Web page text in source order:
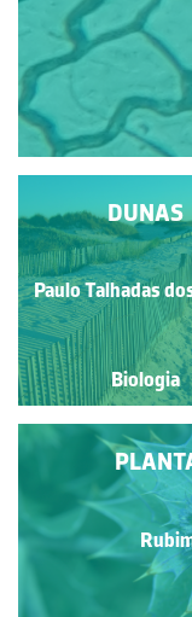
ERVA-
ENXUTA SOBRE
DE PEDRA
Francisco António
Félix Dias
Biologia
DUNAS
Paulo Talhadas
Biologia